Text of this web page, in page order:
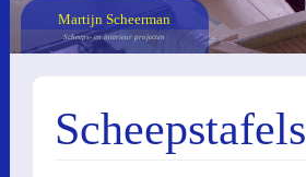
Martijn Scheerman
Scheeps- en interieur projecten
Scheepstafels